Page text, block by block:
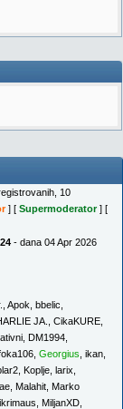
10
] [ Supermoderator] [
- dana 04 Apr 2026
Apok bbelic
JA. CikaKURE
DM1994
Georgius ikan
Koplje larix
Malahit Marko
MiljanXD